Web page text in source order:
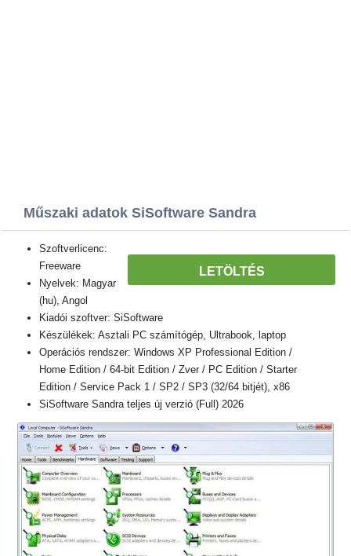
Műszaki adatok SiSoftware Sandra
LETÖLTÉS
Szoftverlicenc:
Freeware
Nyelvek: Magyar
(hu), Angol
Kiadói szoftver: SiSoftware
Készülékek: Asztali PC számítógép, Ultrabook, laptop
Operációs rendszer: Windows XP Professional Edition /
Home Edition / 64-bit Edition / Zver / PC Edition / Starter
Edition / Service Pack 1 / SP2 / SP3 (32/64 bitjét), x86
SiSoftware Sandra teljes új verzió (Full) 2026